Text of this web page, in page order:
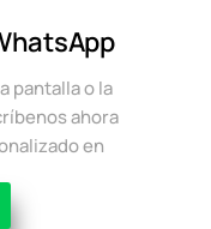
pantalla o la
ahora
en